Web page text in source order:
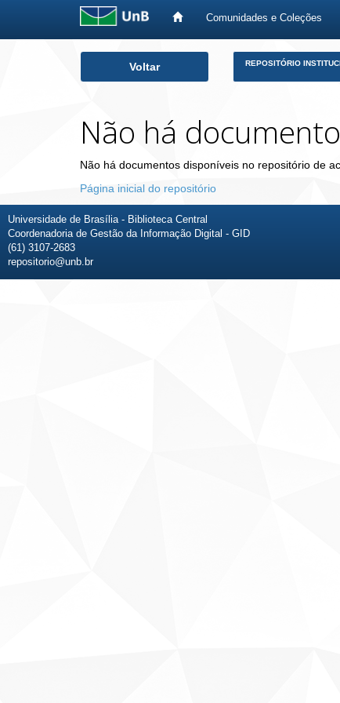
Comunidades e Coleções
Voltar REPOSITÓRIO
Não há
Não há documentos disponíveis no repositório de
Página inicial do repositório
Universidade de Brasília - Biblioteca Central
Coordenadoria de Gestão da Informação Digital - GID
(61) 3107-2683
repositorio@unb.br